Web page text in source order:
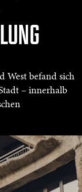
West befand sich
– innerhalb